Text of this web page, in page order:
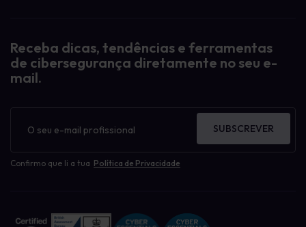
Receba dicas, tendências e ferramentas
de cibersegurança diretamente no seu e-
mail.
informativo
Confirmo que li a tua Política de Privacidade
SUBSCREVER